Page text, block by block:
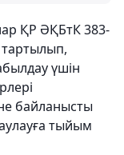
ҚР ƏҚБтК 383-
үшін
байланысты
тыйым